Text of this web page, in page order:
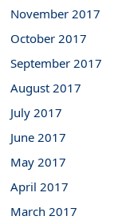
November 2017
October 2017
September 2017
August 2017
July 2017
June 2017
May 2017
April 2017
March 2017